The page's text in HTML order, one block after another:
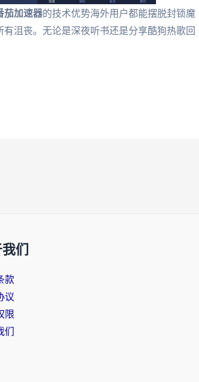
茄加速器的技术优势海外用户都能摆脱封锁魔
沮丧。无论是深夜听书还是分享酷狗热歌回
们
款
议
限